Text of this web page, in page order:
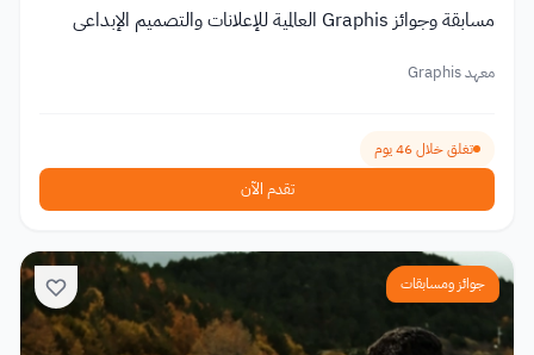
مسابقة وجوائز Graphis العالمية للإعلانات والتصميم الإبداعي
معهد Graphis
تغلق خلال 46 يوم
تقدم الآن
جوائز ومسابقات